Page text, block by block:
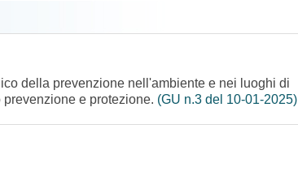
della prevenzione nell'ambiente e nei luoghi di
e protezione. (GU n.3 del 10-01-2025)